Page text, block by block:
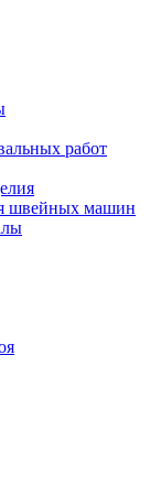
работ
швейных машин